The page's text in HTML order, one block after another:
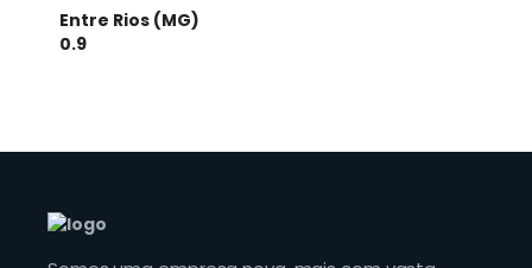
Entre Rios (MG)